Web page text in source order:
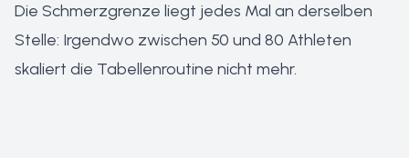
Die Schmerzgrenze liegt jedes Mal an derselben
Stelle: Irgendwo zwischen 50 und 80 Athleten
skaliert die Tabellenroutine nicht mehr.